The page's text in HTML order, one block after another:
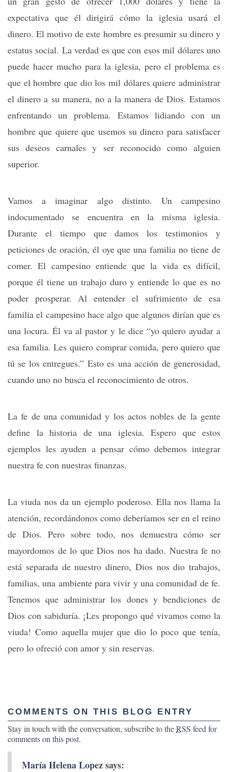
expectativa que él dirigirá cómo la iglesia usará el
dinero. El motivo de este hombre es presumir su dinero y
estatus social. La verdad es que con esos mil dólares uno
puede hacer mucho para la iglesia, pero el problema es
que el hombre que dio los mil dólares quiere administrar
el dinero a su manera, no a la manera de Dios. Estamos
enfrentando un problema. Estamos lidiando con un
hombre que quiere que usemos su dinero para satisfacer
sus deseos carnales y ser reconocido como alguien
superior.
Vamos a imaginar algo distinto. Un campesino
indocumentado se encuentra en la misma iglesia.
Durante el tiempo que damos los testimonios y
peticiones de oración, él oye que una familia no tiene de
comer. El campesino entiende que la vida es difícil,
porque él tiene un trabajo duro y entiende lo que es no
poder prosperar. Al entender el sufrimiento de esa
familia el campesino hace algo que algunos dirían que es
una locura. Él va al pastor y le dice “yo quiero ayudar a
esa familia. Les quiero comprar comida, pero quiero que
tú se los entregues.” Esto es una acción de generosidad,
cuando uno no busca el reconocimiento de otros.
La fe de una comunidad y los actos nobles de la gente
define la historia de una iglesia. Espero que estos
ejemplos les ayuden a pensar cómo debemos integrar
nuestra fe con nuestras finanzas.
La viuda nos da un ejemplo poderoso. Ella nos llama la
atención, recordándonos como deberíamos ser en el reino
de Dios. Pero sobre todo, nos demuestra cómo ser
mayordomos de lo que Dios nos ha dado. Nuestra fe no
está separada de nuestro dinero, Dios nos dio trabajos,
familias, una ambiente para vivir y una comunidad de fe.
Tenemos que administrar los dones y bendiciones de
Dios con sabiduría. ¡Les propongo qué vivamos como la
viuda! Como aquella mujer que dio lo poco que tenía,
pero lo ofreció con amor y sin reservas.
COMMENTS ON THIS BLOG ENTRY
Stay in touch with the conversation, subscribe to theRSS feed for
comments on this post.
María Helena Lopezsays: